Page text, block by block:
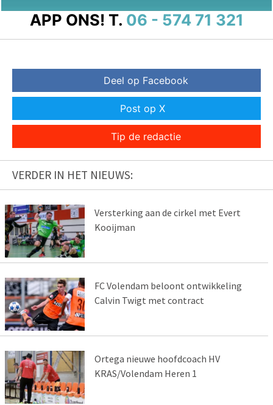
APP ONS! T. 06 - 574 71 321
Deel op Facebook
Post op X
Tip de redactie
VERDER IN HET NIEUWS:
Versterking aan de cirkel met Evert
Kooijman
FC Volendam beloont ontwikkeling
Calvin Twigt met contract
Ortega nieuwe hoofdcoach HV
KRAS/Volendam Heren 1